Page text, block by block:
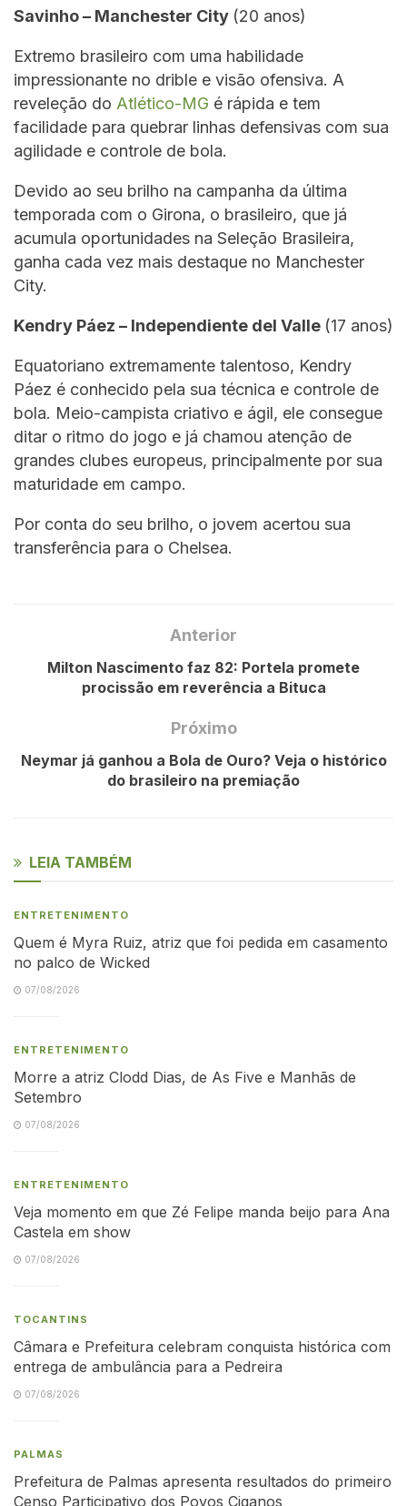
Savinho – Manchester City (20 anos)
Extremo brasileiro com uma habilidade
impressionante no drible e visão ofensiva. A
reveleção do Atlético-MG é rápida e tem
facilidade para quebrar linhas defensivas com sua
agilidade e controle de bola.
Devido ao seu brilho na campanha da última
temporada com o Girona, o brasileiro, que já
acumula oportunidades na Seleção Brasileira,
ganha cada vez mais destaque no Manchester
City.
Kendry Páez – Independiente del Valle (17 anos)
Equatoriano extremamente talentoso, Kendry
Páez é conhecido pela sua técnica e controle de
bola. Meio-campista criativo e ágil, ele consegue
ditar o ritmo do jogo e já chamou atenção de
grandes clubes europeus, principalmente por sua
maturidade em campo.
Por conta do seu brilho, o jovem acertou sua
transferência para o Chelsea.
Anterior
Milton Nascimento faz 82: Portela promete
procissão em reverência a Bituca
Próximo
Neymar já ganhou a Bola de Ouro? Veja o histórico
do brasileiro na premiação
LEIA TAMBÉM
ENTRETENIMENTO
Quem é Myra Ruiz, atriz que foi pedida em casamento
no palco de Wicked
07/08/2026
ENTRETENIMENTO
Morre a atriz Clodd Dias, de As Five e Manhãs de
Setembro
07/08/2026
ENTRETENIMENTO
Veja momento em que Zé Felipe manda beijo para Ana
Castela em show
07/08/2026
TOCANTINS
Câmara e Prefeitura celebram conquista histórica com
entrega de ambulância para a Pedreira
07/08/2026
PALMAS
Prefeitura de Palmas apresenta resultados do primeiro
Censo Participativo dos Povos Ciganos